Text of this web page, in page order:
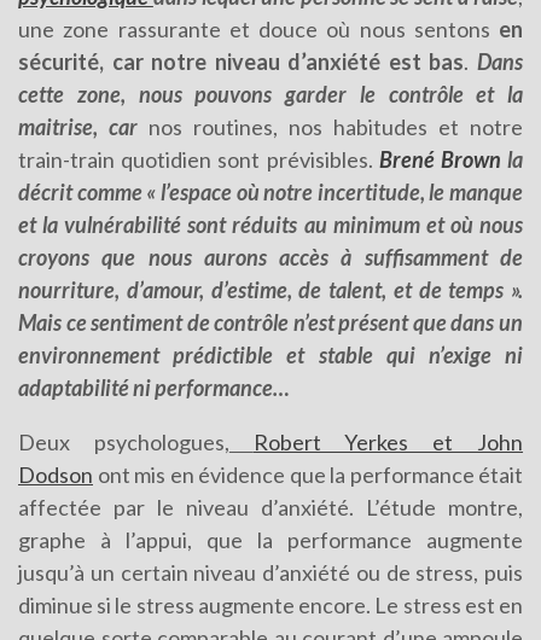
une zone rassurante et douce où nous sentons en
sécurité, car notre niveau d’anxiété est bas.Dans
cette zone, nous pouvons garder le contrôle et la
maitrise, car nos routines, nos habitudes et notre
train-train quotidien sont prévisibles. Brené Brown la
décrit comme « l’espace où notre incertitude, le manque
et la vulnérabilité sont réduits au minimum et où nous
croyons que nous aurons accès à suffisamment de
nourriture, d’amour, d’estime, de talent, et de temps ».
Mais ce sentiment de contrôle n’est présent que dans un
environnement prédictible et stable qui n’exige ni
adaptabilité ni performance…
Deux psychologues,
Robert Yerkes et John
Dodson ont mis en évidence que la performance était
affectée par le niveau d’anxiété. L’étude montre,
graphe à l’appui, que la performance augmente
jusqu’à un certain niveau d’anxiété ou de stress, puis
diminue si le stress augmente encore. Le stress est en